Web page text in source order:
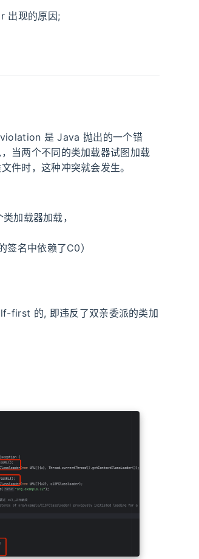
出现的原因;
是 Java 抛出的一个错
当两个不同的类加载器试图加载
件时，这种冲突就会发生。
加载器加载，
名中依赖了C0）
first 的, 即违反了双亲委派的类加